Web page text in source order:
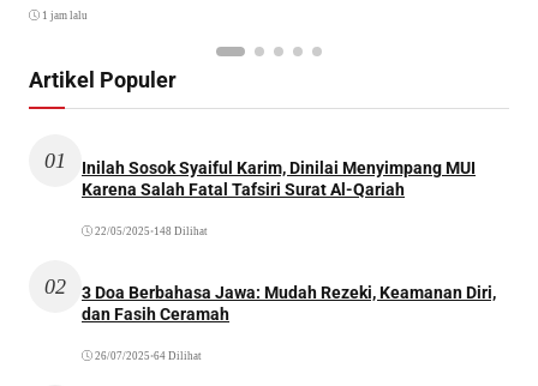
1 jam lalu
Artikel Populer
01
Inilah Sosok Syaiful Karim, Dinilai Menyimpang MUI
Karena Salah Fatal Tafsiri Surat Al-Qariah
22/05/2025 •148 Dilihat
02
3 Doa Berbahasa Jawa: Mudah Rezeki, Keamanan Diri,
dan Fasih Ceramah
26/07/2025 •64 Dilihat